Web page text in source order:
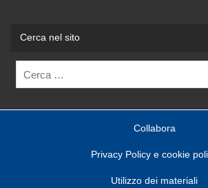
Cerca nel sito
Collabora
Privacy Policy e cookie
Utilizzo dei materiali